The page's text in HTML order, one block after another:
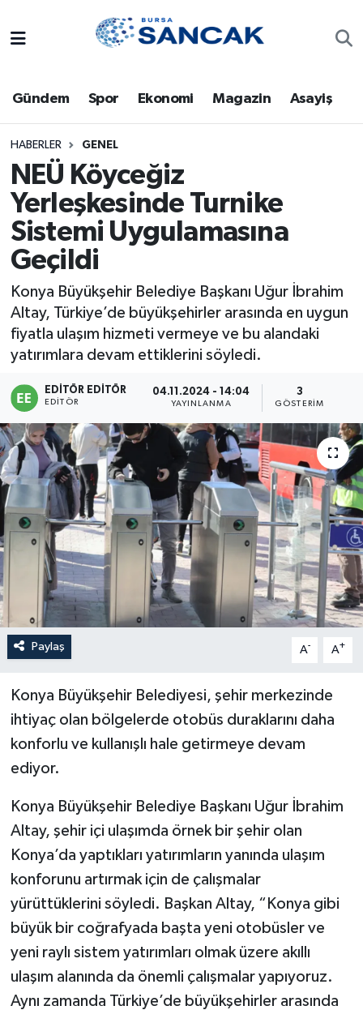
Gündem Spor Ekonomi Magazin Asayiş
HABERLER GENEL
NEÜ Köyceğiz
Yerleşkesinde Turnike
Sistemi Uygulamasına
Geçildi
Konya Büyükşehir Belediye Başkanı Uğur İbrahim
Altay, Türkiye’de büyükşehirler arasında en uygun
fiyatla ulaşım hizmeti vermeye ve bu alandaki
yatırımlara devam ettiklerini söyledi.
EDITÖR EDITÖR
EDITÖR
04.11.2024 - 14:04
YAYINLANMA
3
GÖSTERIM
Paylaş A- A+
Konya Büyükşehir Belediyesi, şehir merkezinde
ihtiyaç olan bölgelerde otobüs duraklarını daha
konforlu ve kullanışlı hale getirmeye devam
ediyor.
Konya Büyükşehir Belediye Başkanı Uğur İbrahim
Altay, şehir içi ulaşımda örnek bir şehir olan
Konya’da yaptıkları yatırımların yanında ulaşım
konforunu artırmak için de çalışmalar
yürüttüklerini söyledi. Başkan Altay, “Konya gibi
büyük bir coğrafyada başta yeni otobüsler ve
yeni raylı sistem yatırımları olmak üzere akıllı
ulaşım alanında da önemli çalışmalar yapıyoruz.
Aynı zamanda Türkiye’de büyükşehirler arasında
Bursa
Dünya
Eğitim
Ekonomi
Genel
Gündem
Magazin
Sağlık
Siyaset
Spor
Türkiye
Trafik Durumu
Süper Lig Puan Durumu ve Fikstür
Tüm Manşetler
Son Dakika Haberleri
Haber Arşivi